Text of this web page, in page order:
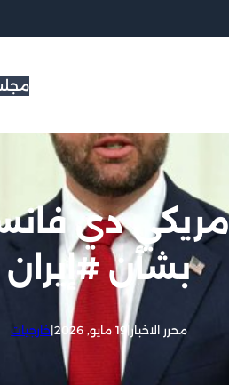
دي
بشأن #إيران
محرر الاخبار |19 مايو, 2026 |خارجيات